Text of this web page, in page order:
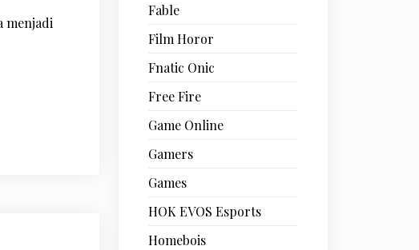
menjadi
Fable
Film Horor
Fnatic Onic
Free Fire
Game Online
Gamers
Games
HOK EVOS Esports
Homebois